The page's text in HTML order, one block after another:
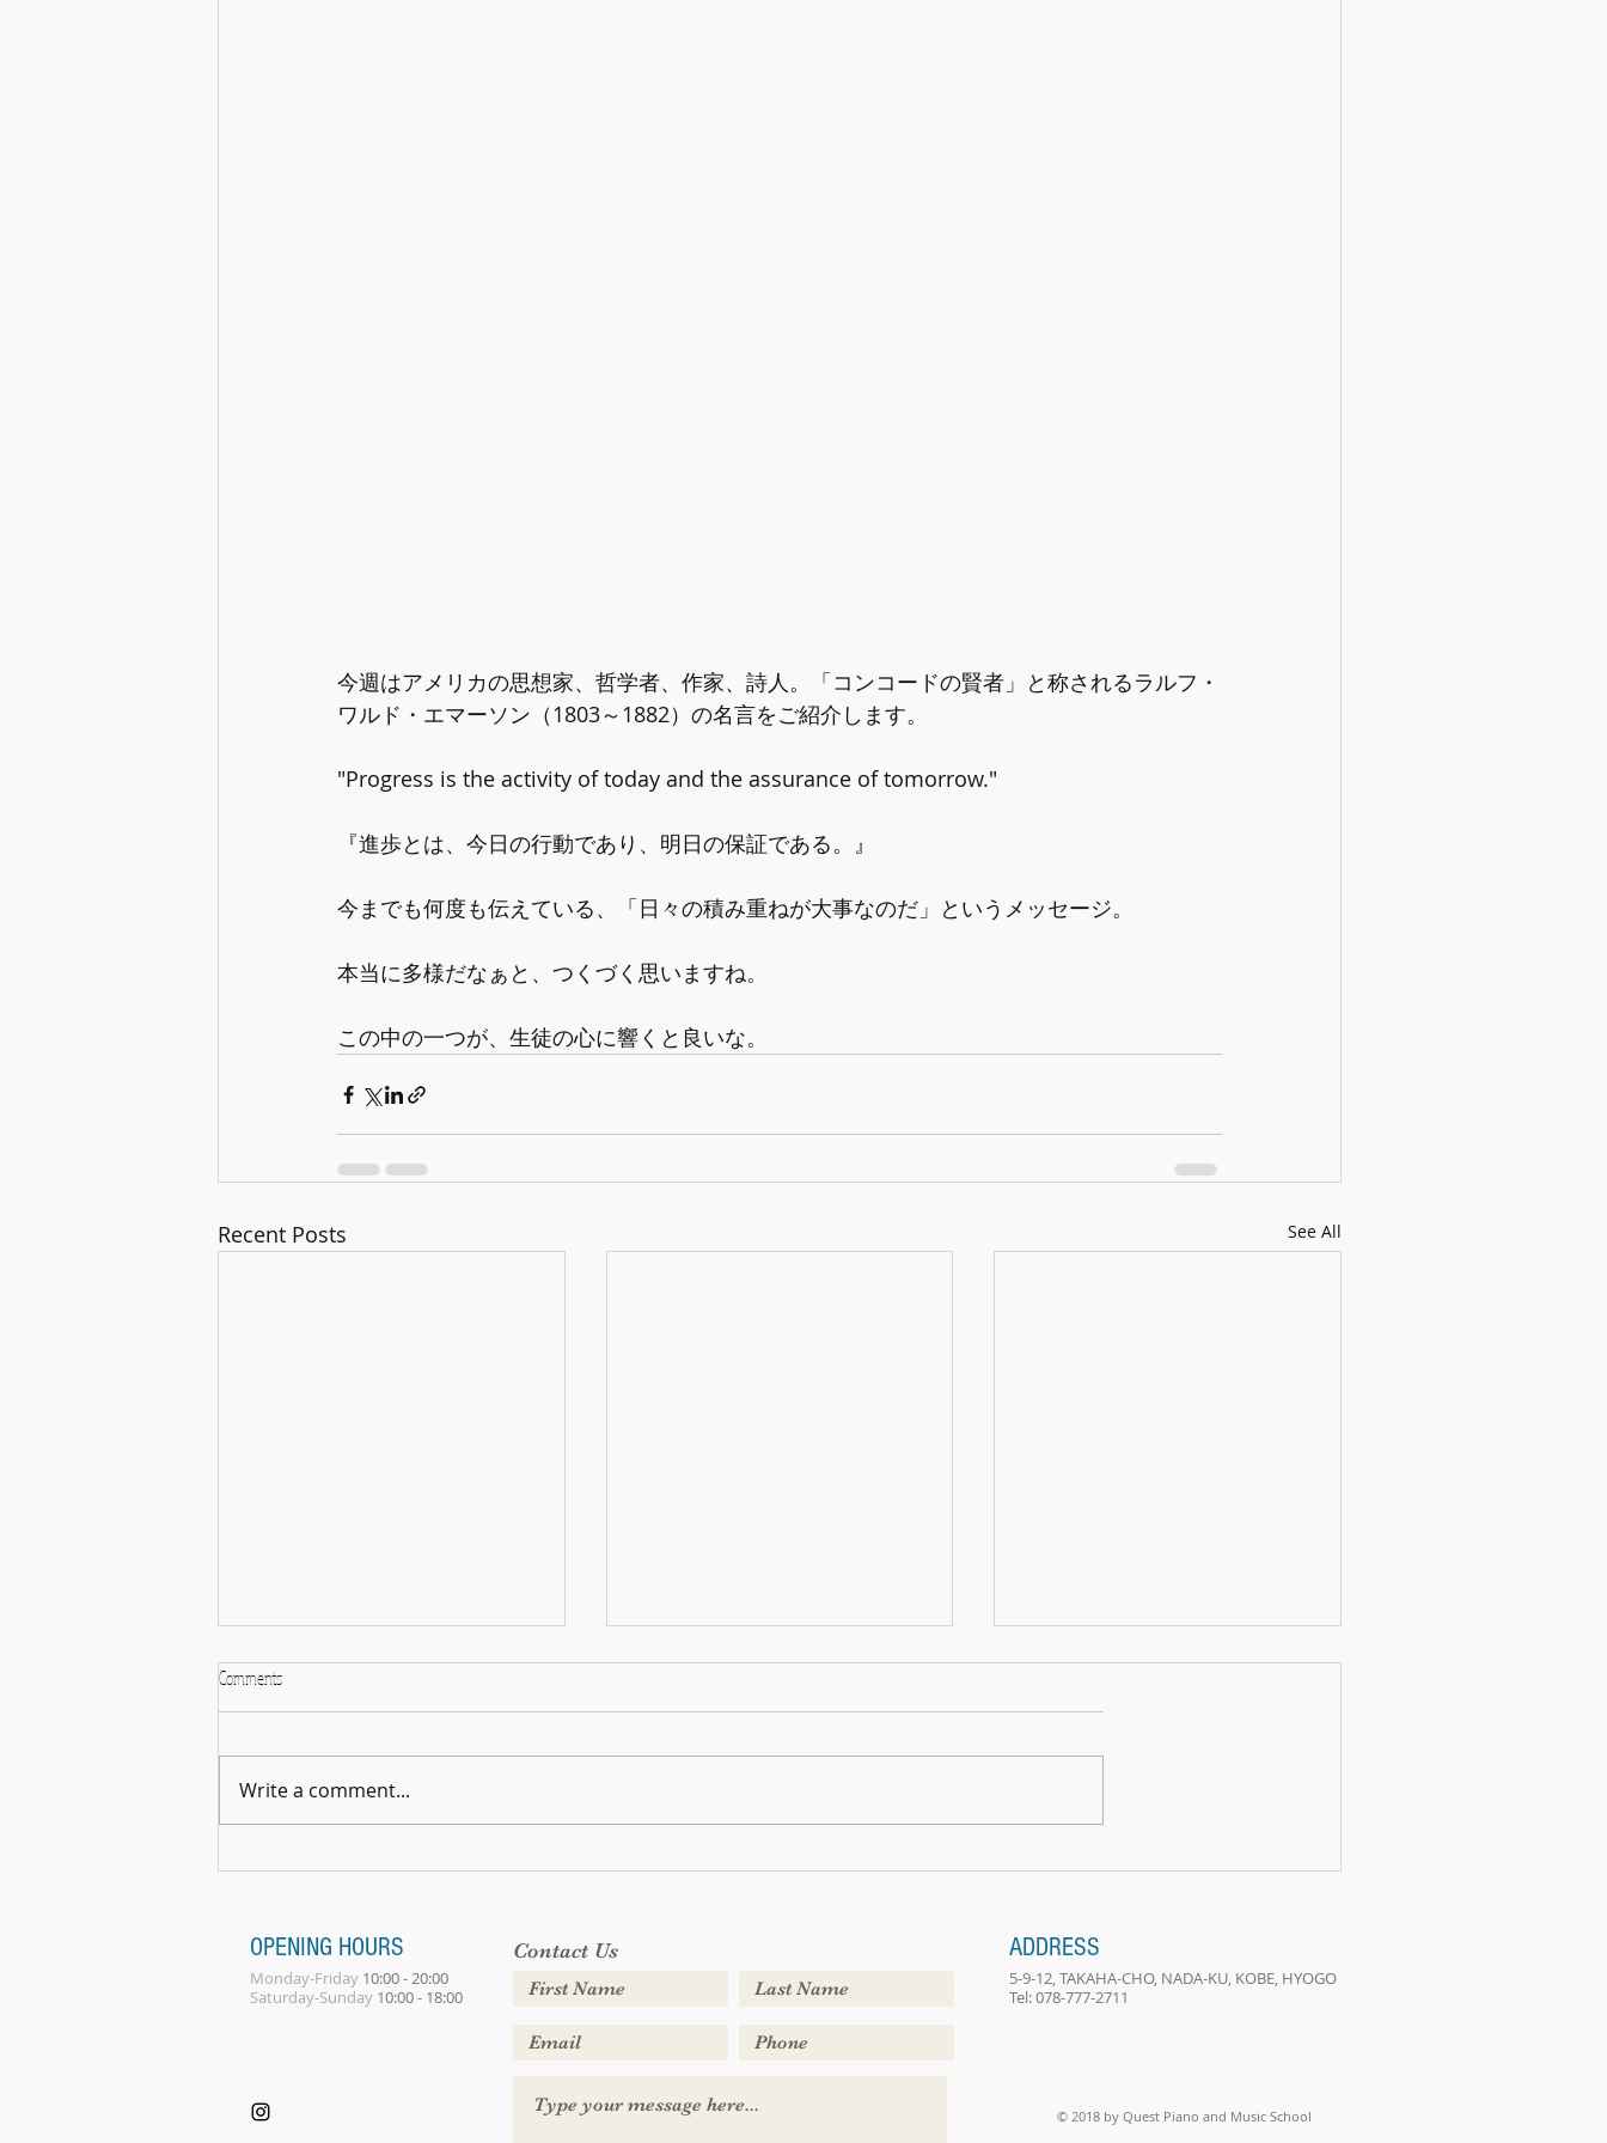
今週はアメリカの思想家、哲学者、作家、詩人。「コンコードの賢者」と称されるラルフ・
ワルド・エマーソン（1803～1882）の名言をご紹介します。
"Progress is the activity of today and the assurance of tomorrow."
『進歩とは、今日の行動であり、明日の保証である。』
今までも何度も伝えている、「日々の積み重ねが大事なのだ」というメッセージ。
本当に多様だなぁと、つくづく思いますね。
この中の一つが、生徒の心に響くと良いな。
Recent Posts See All
Summer Gathering 2026
Comments
Write a comment...
OPENING HOURS
Monday-Friday 10:00 - 20:00
Saturday-Sunday 10:00 - 18:00
ADDRESS
5-9-12, TAKAHA-CHO, NADA-KU, KOBE, HYOGO
Tel: 078-777-2711
© 2018 by Quest Piano and Music School
Contact Us